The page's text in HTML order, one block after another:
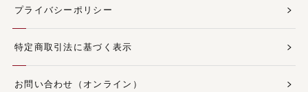
プライバシーポリシー
特定商取引法に基づく表示
お問い合わせ（オンライン）